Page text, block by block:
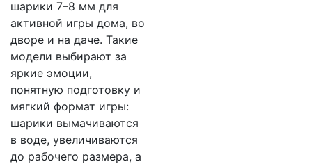
шарики 7–8 мм для
активной игры дома, во
дворе и на даче. Такие
модели выбирают за
яркие эмоции,
понятную подготовку и
мягкий формат игры:
шарики вымачиваются
в воде, увеличиваются
до рабочего размера, а